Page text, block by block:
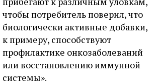
чтобы потребитель поверил, что
биологически активные добавки,
к примеру, способствуют
профилактике онкозаболеваний
или восстановлению иммунной
системы».